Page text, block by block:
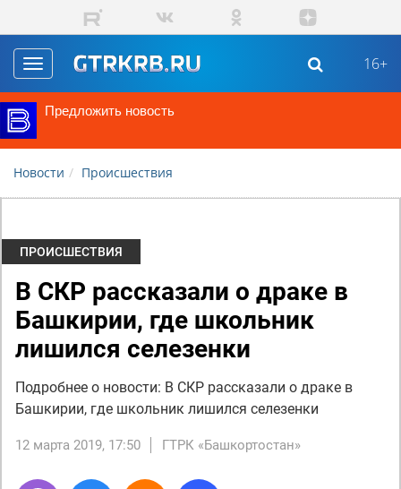
Перейти к основному содержанию
Toggle
navigation
16+
Предложить новость
Новости Происшествия
ПРОИСШЕСТВИЯ
В СКР рассказали о драке в
Башкирии, где школьник
лишился селезенки
Подробнее о новости: В СКР рассказали о драке в
Башкирии, где школьник лишился селезенки
12 марта 2019, 17:50 ГТРК «Башкортостан»